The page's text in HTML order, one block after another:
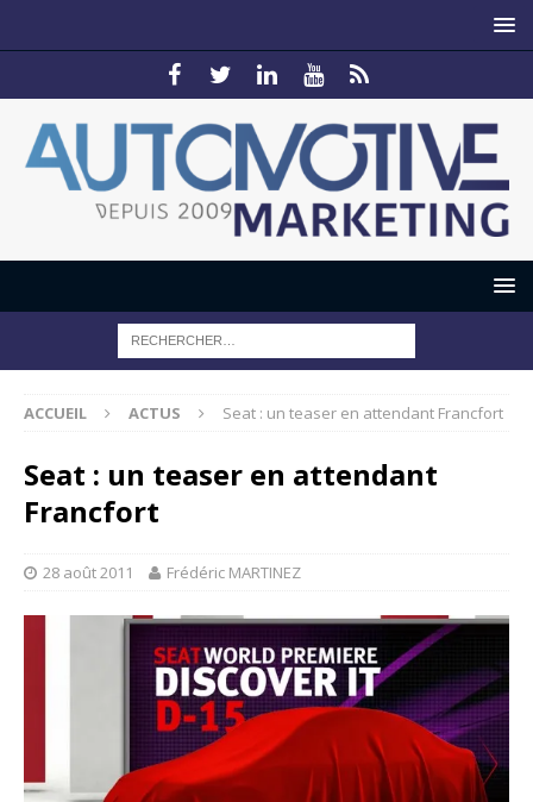
ACCUEIL ACTUS Seat : un teaser en attendant Francfort
Seat : un teaser en attendant
Francfort
28 août 2011 Frédéric MARTINEZ